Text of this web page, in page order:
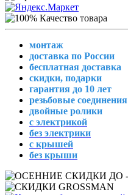
монтаж
доставка по России
бесплатная доставка
скидки, подарки
гарантия до 10 лет
резьбовые соединения
двойные ролики
с электрикой
без электрики
с крышей
без крыши